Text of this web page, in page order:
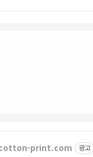
print.com 광고